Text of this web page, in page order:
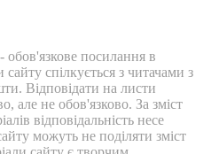
обов'язкове посилання в
спілкується з читачами з
Відповідати на листи
але не обов'язково. За зміст
відповідальність несе
можуть не поділяти зміст